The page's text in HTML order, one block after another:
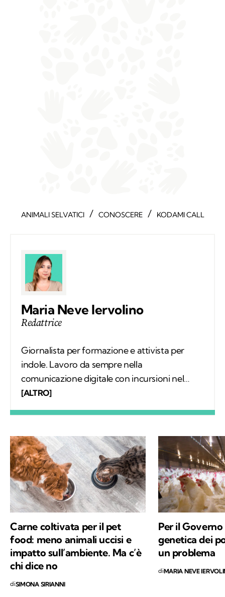
ANIMALI SELVATICI / CONOSCERE / KODAMI CALL
Maria Neve Iervolino
Redattrice
Giornalista per formazione e attivista per
indole. Lavoro da sempre nella
comunicazione digitale con incursioni nel
mondo della carta stampata, dove mi sono
all’aria aperta, e appena posso mi cimento in
percorsi di trekking nella natura. Nella filosofia
di Kodami ho ritrovato i miei valori e un
approccio consapevole ma agile ai problemi
del mondo.
[ALTRO]
Carne coltivata per il pet
food: meno animali uccisi e
impatto sull’ambiente. Ma c’è
chi dice no
diSIMONA SIRIANNI
Per il
genetica dei
un problema
diMARIA NEVE